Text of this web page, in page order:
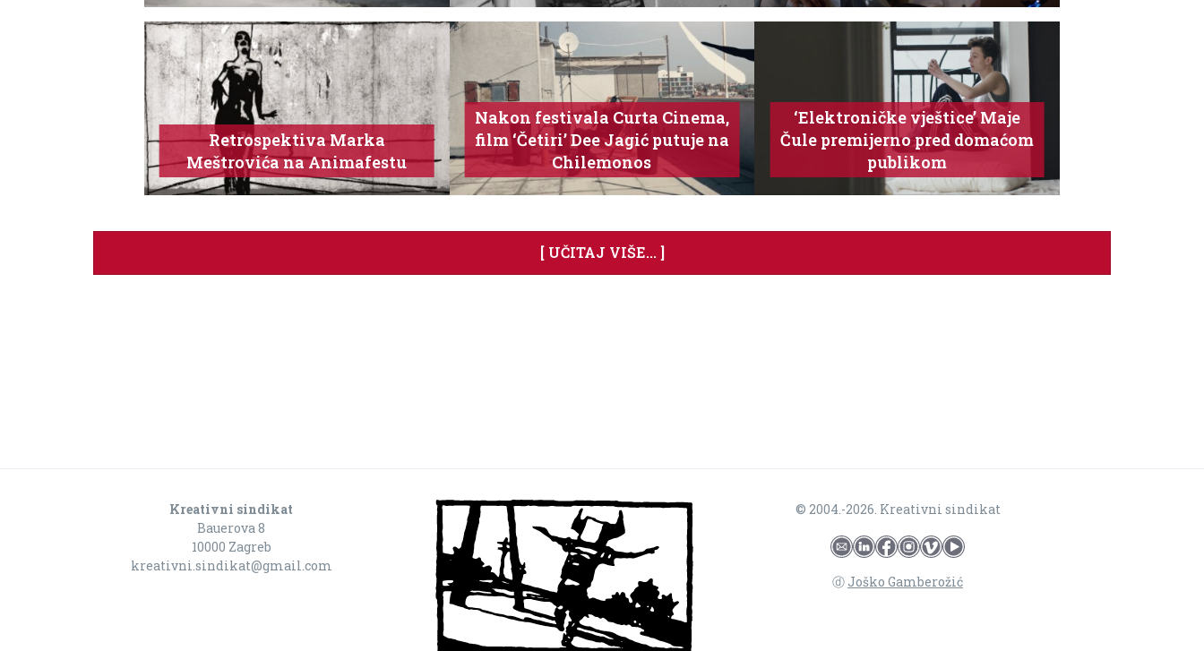
Retrospektiva Marka
Meštrovića na Animafestu
Nakon festivala Curta Cinema,
film ‘Četiri’ Dee Jagić putuje na
Chilemonos
‘Elektroničke vještice’ Maje
Čule premijerno pred domaćom
publikom
[ UČITAJ VIŠE... ]
Kreativni sindikat
Bauerova 8
10000 Zagreb
kreativni.sindikat@gmail.com
© 2004.-2026. Kreativni sindikat
ⓓ Joško Gamberožić